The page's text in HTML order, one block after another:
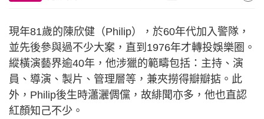
現年81歲的陳欣健（Philip），於60年代加入警隊，
並先後參與過不少大案，直到1976年才轉投娛樂圈。
縱橫演藝界逾40年，他涉獵的範疇包括：主持、演
員、導演、製片、管理層等，兼夾撈得瓣瓣掂。此
外，Philip後生時瀟灑倜儻，故緋聞亦多，他也直認
紅顏知己不少。